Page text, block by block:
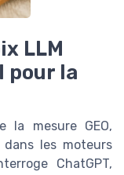
LLM
pour la
mesure GEO,
les moteurs
ChatGPT,